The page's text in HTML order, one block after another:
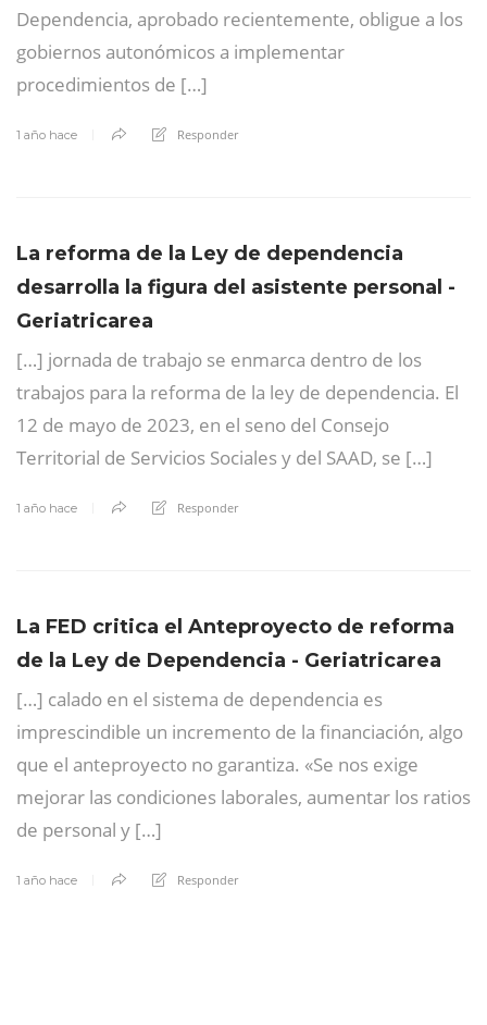
Dependencia, aprobado recientemente, obligue a los
gobiernos autonómicos a implementar
procedimientos de […]
1 año hace Responder
La reforma de la Ley de dependencia
desarrolla la figura del asistente personal -
Geriatricarea
[…] jornada de trabajo se enmarca dentro de los
trabajos para la reforma de la ley de dependencia. El
12 de mayo de 2023, en el seno del Consejo
Territorial de Servicios Sociales y del SAAD, se […]
1 año hace Responder
La FED critica el Anteproyecto de reforma
de la Ley de Dependencia - Geriatricarea
[…] calado en el sistema de dependencia es
imprescindible un incremento de la financiación, algo
que el anteproyecto no garantiza. «Se nos exige
mejorar las condiciones laborales, aumentar los ratios
de personal y […]
1 año hace Responder